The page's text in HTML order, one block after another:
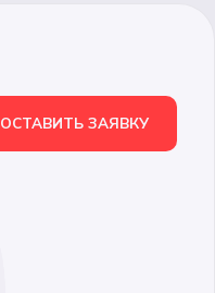
ОСТАВИТЬ ЗАЯВКУ